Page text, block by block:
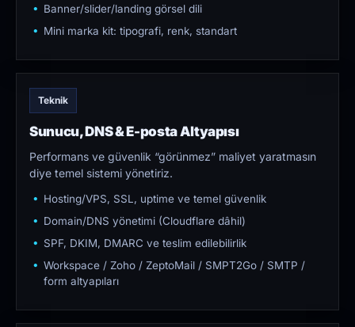
Banner/slider/landing görsel dili
Mini marka kit: tipografi, renk, standart
Teknik
Sunucu, DNS & E-posta Altyapısı
Performans ve güvenlik “görünmez” maliyet yaratmasın
diye temel sistemi yönetiriz.
Hosting/VPS, SSL, uptime ve temel güvenlik
Domain/DNS yönetimi (Cloudflare dâhil)
SPF, DKIM, DMARC ve teslim edilebilirlik
Workspace / Zoho / ZeptoMail / SMPT2Go / SMTP /
form altyapıları